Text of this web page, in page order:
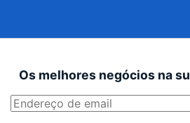
Os melhores negócios na